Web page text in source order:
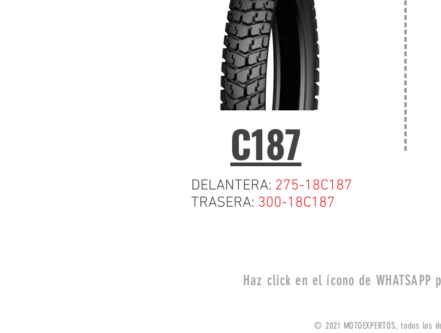
C187
DELANTERA: 275-18C187
TRASERA: 300-18C187
Haz click en el ícono de
© 2021 MOTOEXPERTOS, todos los